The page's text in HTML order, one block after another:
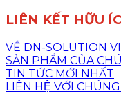
LIÊN KẾT HỮU
VỀ DN-SOLUTION
SẢN PHẨM CỦA
TIN TỨC MỚI NHẤT
LIÊN HỆ VỚI